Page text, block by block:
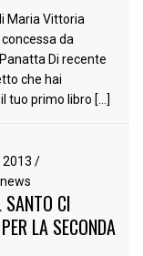
Maria Vittoria
da
Di recente
che hai
tuo primo libro […]
/
SANTO CI
LA SECONDA